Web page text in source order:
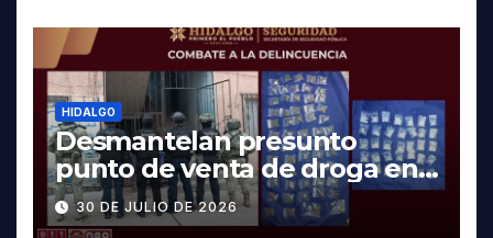
HIDALGO
Desmantelan presunto
punto de venta de droga en
Pachuca; hay dos detenidos
30 DE JULIO DE 2026